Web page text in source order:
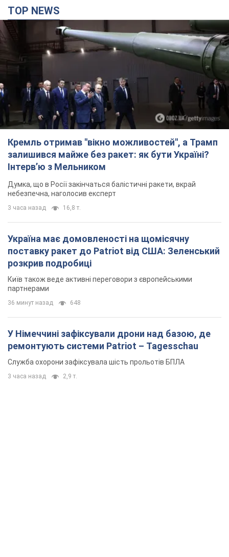
TOP NEWS
Кремль отримав "вікно можливостей", а Трамп
залишився майже без ракет: як бути Україні?
Інтерв’ю з Мельником
Думка, що в Росії закінчаться балістичні ракети, вкрай
небезпечна, наголосив експерт
3 часа назад 16,8 т.
Україна має домовленості на щомісячну
поставку ракет до Patriot від США: Зеленський
розкрив подробиці
Київ також веде активні переговори з європейськими
партнерами
36 минут назад 648
У Німеччині зафіксували дрони над базою, де
ремонтують системи Patriot – Tagesschau
Служба охорони зафіксувала шість прольотів БПЛА
3 часа назад 2,9 т.